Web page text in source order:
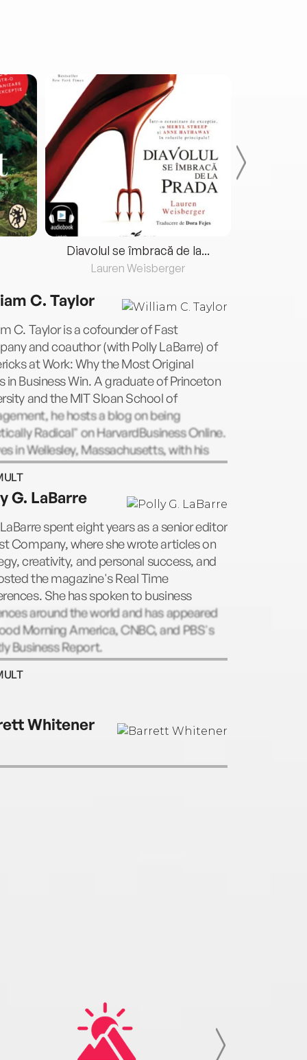
Diavolul se îmbracă de la...
Lauren Weisberger
C. Taylor
C. Taylor is a cofounder of Fast
and coauthor (with Polly LaBarre) of
at Work: Why the Most Original
in Business Win. A graduate of Princeton
and the MIT Sloan School of
he hosts a blog on being
Radical" on HarvardBusiness Online.
in Wellesley, Massachusetts, with his
two daughters.
G. LaBarre
spent eight years as a senior editor
Company, where she wrote articles on
creativity, and personal success, and
the magazine's Real Time
She has spoken to business
around the world and has appeared
Morning America, CNBC, and PBS's
Business Report.
Whitener